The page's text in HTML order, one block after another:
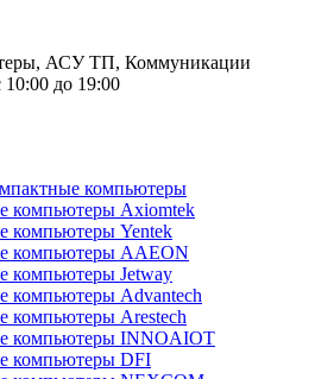
АСУ ТП, Коммуникации
до 19:00
компьютеры
компьютеры Axiomtek
компьютеры Yentek
компьютеры AAEON
компьютеры Jetway
компьютеры Advantech
компьютеры Arestech
компьютеры INNOAIOT
компьютеры DFI